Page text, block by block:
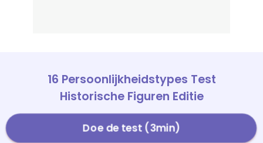
16 Persoonlijkheidstypes Test
Historische Figuren Editie
Doe de test (3min)